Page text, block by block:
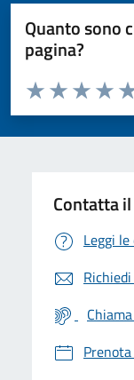
Quanto sono
pagina?
Valuta da 1 a 5 stelle
Valuta 3
Valuta 2
Valuta 1 stelle su
Contatta
Leggi